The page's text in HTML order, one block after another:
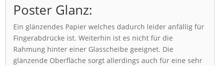
Poster Glanz:
Ein glänzendes Papier welches dadurch leider anfällig für
Fingerabdrücke ist. Weiterhin ist es nicht für die
Rahmung hinter einer Glasscheibe geeignet. Die
glänzende Oberfläche sorgt allerdings auch für eine sehr